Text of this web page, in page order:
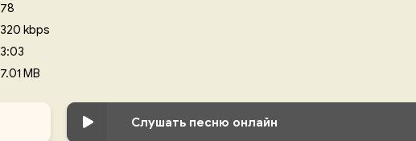
78
320 kbps
3:03
7.01 MB
Слушать песню онлайн